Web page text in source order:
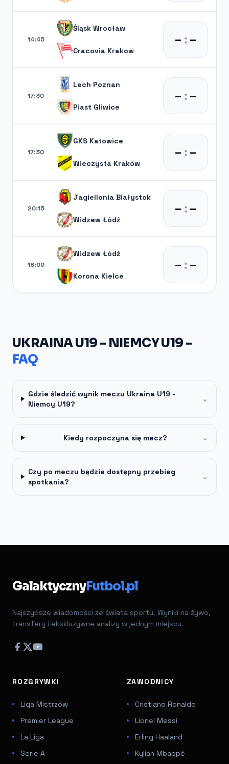
14:45
Śląsk Wrocław
Cracovia Krakow
– :–
17:30
Lech Poznan
Piast Gliwice
– :–
17:30
GKS Katowice
Wieczysta Kraków
– :–
20:15
Jagiellonia Białystok
Widzew Łódź
– :–
18:00
Widzew Łódź
Korona Kielce
– :–
UKRAINA U19 - NIEMCY U19 -
FAQ
Gdzie śledzić wynik meczu Ukraina U19 -
Niemcy U19?
⌄
Kiedy rozpoczyna się mecz? ⌄
Czy po meczu będzie dostępny przebieg
spotkania?
⌄
GalaktycznyFutbol.pl
Najszybsze wiadomości ze świata sportu. Wyniki na żywo,
transfery i ekskluzywne analizy w jednym miejscu.
ROZGRYWKI
Liga Mistrzów
Premier League
La Liga
Serie A
ZAWODNICY
Cristiano Ronaldo
Lionel Messi
Erling Haaland
Kylian Mbappé